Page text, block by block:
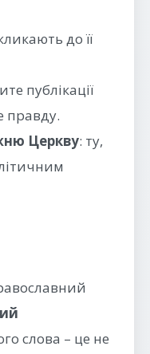
до її
публікації
правду.
Церкву: ту,
слова – це не